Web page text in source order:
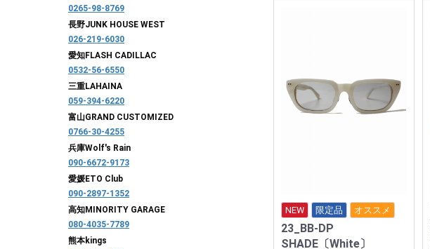
0265-98-8769
長野JUNK HOUSE WEST
026-219-6030
愛知FLASH CADILLAC
0532-56-6550
三重LAHAINA
059-394-6220
富山GRAND CUSTOMIZED
0766-30-4255
兵庫Wolf's Rain
090-6672-9173
愛媛ETO Club
090-2897-1352
高知MINORITY GARAGE
080-4035-7789
熊本kings
NEW 限定品 オススメ
23_BB-DP
SHADE〔White〕